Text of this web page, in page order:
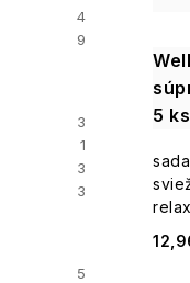
4
9
3
1
3
3
5
r
p
r
o
d
u
5 ks